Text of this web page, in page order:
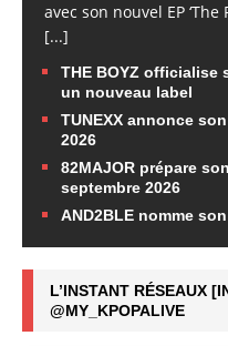
avec son nouvel EP
[...]
THE BOYZ officialise
un nouveau label
TUNEXX annonce
2026
82MAJOR prépare
septembre 2026
AND2BLE nomme
L’INSTANT RÉSEAUX
@MY_KPOPALIVE